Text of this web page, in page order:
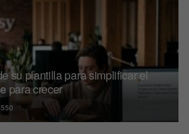
su plantilla para simplificar el
para crecer
550